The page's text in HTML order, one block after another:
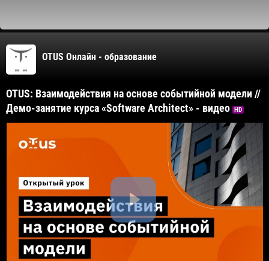
OTUS Онлайн - образование
OTUS: Взаимодействия на основе событийной модели //
Демо-занятие курса «Software Architect» - видео HD